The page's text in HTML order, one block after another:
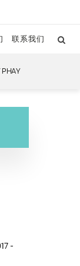
联系我们
PHAY
-